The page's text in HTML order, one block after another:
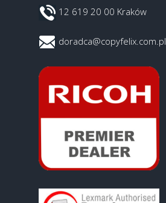
12 619 20 00 Kraków
doradca@copyfelix.com.pl